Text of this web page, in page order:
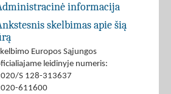
informacija
skelbimas apie šią
Europos Sąjungos
leidinyje numeris:
S 128-313637
611600